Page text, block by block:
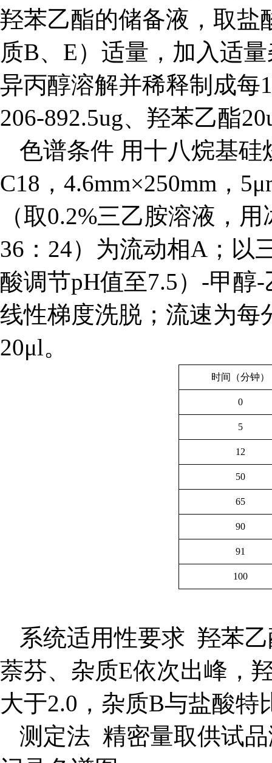
羟苯乙酯的储备液，取盐
质B、E）适量，加入适
异丙醇溶解并稀释制成每
206-892.5ug、羟苯乙酯
色谱条件 用十八烷基硅
C18， 4.6mm×250mm ，
（取0.2%三乙胺溶液，
36：24）为流动相A；以
酸调节pH值至7.5）-甲醇
线性梯度洗脱；流速为每
20μl。
时间（分钟）
0
5
12
50
65
90
91
100
系统适用性要求 羟苯
萘芬、杂质E依次出峰，
大于2.0，杂质B与盐酸特
测定法 精密量取供试